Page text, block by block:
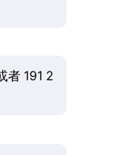
者 191 2